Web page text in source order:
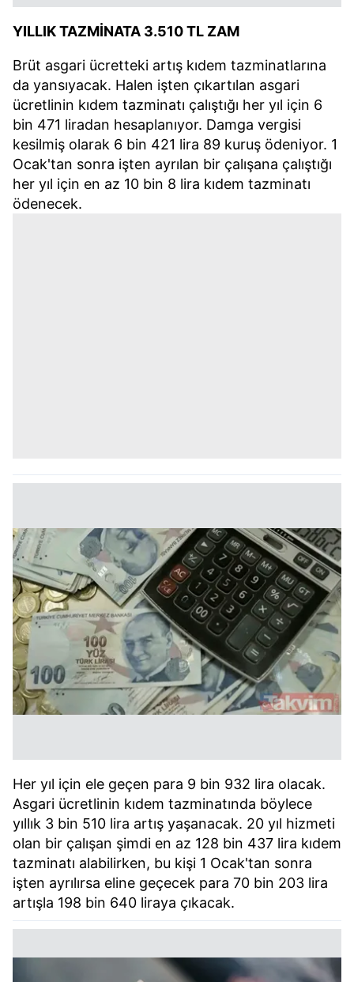
YILLIK TAZMİNATA 3.510 TL ZAM
Brüt asgari ücretteki artış kıdem tazminatlarına
da yansıyacak. Halen işten çıkartılan asgari
ücretlinin kıdem tazminatı çalıştığı her yıl için 6
bin 471 liradan hesaplanıyor. Damga vergisi
kesilmiş olarak 6 bin 421 lira 89 kuruş ödeniyor. 1
Ocak'tan sonra işten ayrılan bir çalışana çalıştığı
her yıl için en az 10 bin 8 lira kıdem tazminatı
ödenecek.
Her yıl için ele geçen para 9 bin 932 lira olacak.
Asgari ücretlinin kıdem tazminatında böylece
yıllık 3 bin 510 lira artış yaşanacak. 20 yıl hizmeti
olan bir çalışan şimdi en az 128 bin 437 lira kıdem
tazminatı alabilirken, bu kişi 1 Ocak'tan sonra
işten ayrılırsa eline geçecek para 70 bin 203 lira
artışla 198 bin 640 liraya çıkacak.